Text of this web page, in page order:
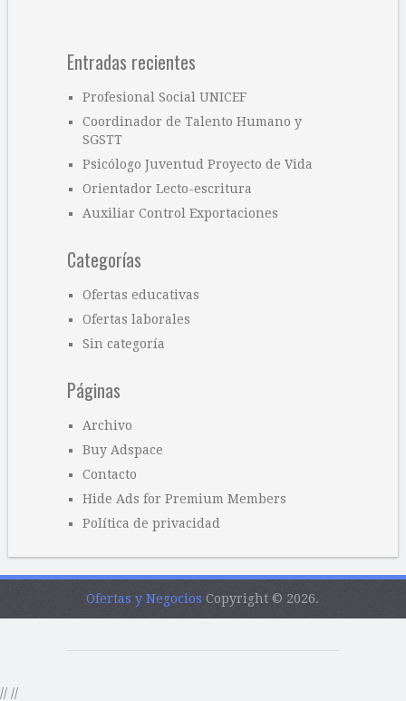
Entradas recientes
Profesional Social UNICEF
Coordinador de Talento Humano y
SGSTT
Psicólogo Juventud Proyecto de Vida
Orientador Lecto-escritura
Auxiliar Control Exportaciones
Categorías
Ofertas educativas
Ofertas laborales
Sin categoría
Páginas
Archivo
Buy Adspace
Contacto
Hide Ads for Premium Members
Política de privacidad
Ofertas y Negocios Copyright © 2026.
// //